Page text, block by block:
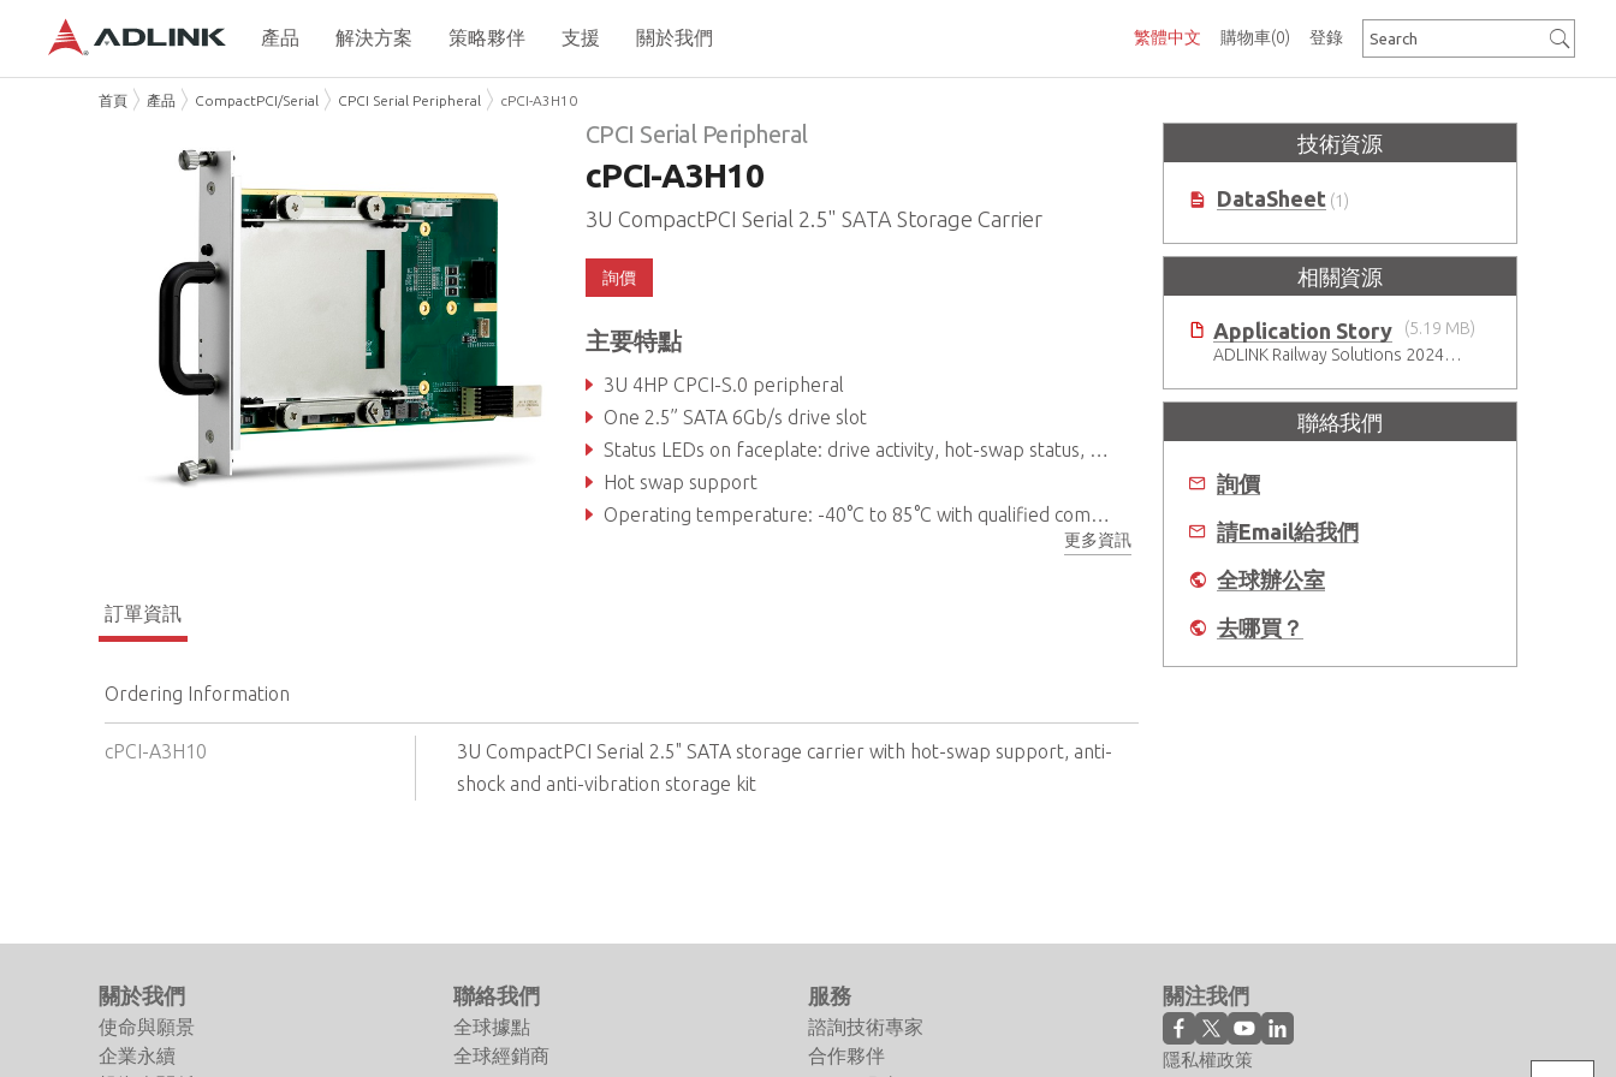
購物車(0)
繁體中文 登錄
產品 解決方案 策略夥伴 支援 關於我們
首頁 產品 CompactPCI/Serial CPCI Serial Peripheral cPCI-A3H10
CPCI Serial Peripheral
cPCI-A3H10
3U CompactPCI Serial 2.5" SATA Storage Carrier
詢價
主要特點
3U 4HP CPCI-S.0 peripheral
One 2.5” SATA 6Gb/s drive slot
Status LEDs on faceplate: drive activity, hot-swap status, user-configurable
Hot swap support
Operating temperature: -40°C to 85°C with qualified components
更多資訊
訂單資訊
Ordering Information
cPCI-A3H10
3U CompactPCI Serial 2.5" SATA storage carrier with hot-swap support, anti-
shock and anti-vibration storage kit
技術資源
DataSheet (1)
相關資源
Application Story
(5.19 MB)
ADLINK Railway Solutions 20240705
聯絡我們
詢價
請Email給我們
全球辦公室
去哪買？
關於我們
使命與願景
企業永續
聯絡我們
全球據點
全球經銷商
服務
諮詢技術專家
合作夥伴
關注我們
隱私權政策